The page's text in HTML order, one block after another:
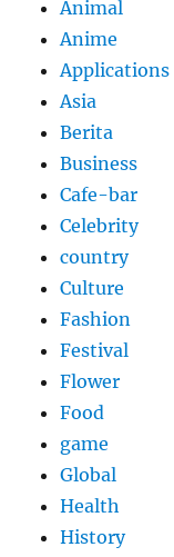
Animal
Anime
Applications
Asia
Berita
Business
Cafe-bar
Celebrity
country
Culture
Fashion
Festival
Flower
Food
game
Global
Health
History